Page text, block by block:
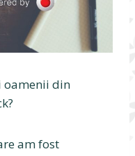
oamenii din
am fost